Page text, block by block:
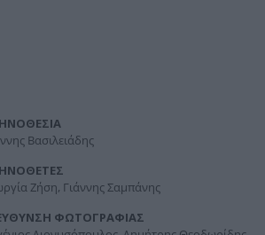
Βασιλειάδης
Ζήση, Γιάννης Σαμπάνης
ΦΩΤΟΓΡΑΦΙΑΣ